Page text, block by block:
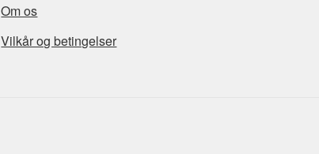
Om os
Vilkår og betingelser